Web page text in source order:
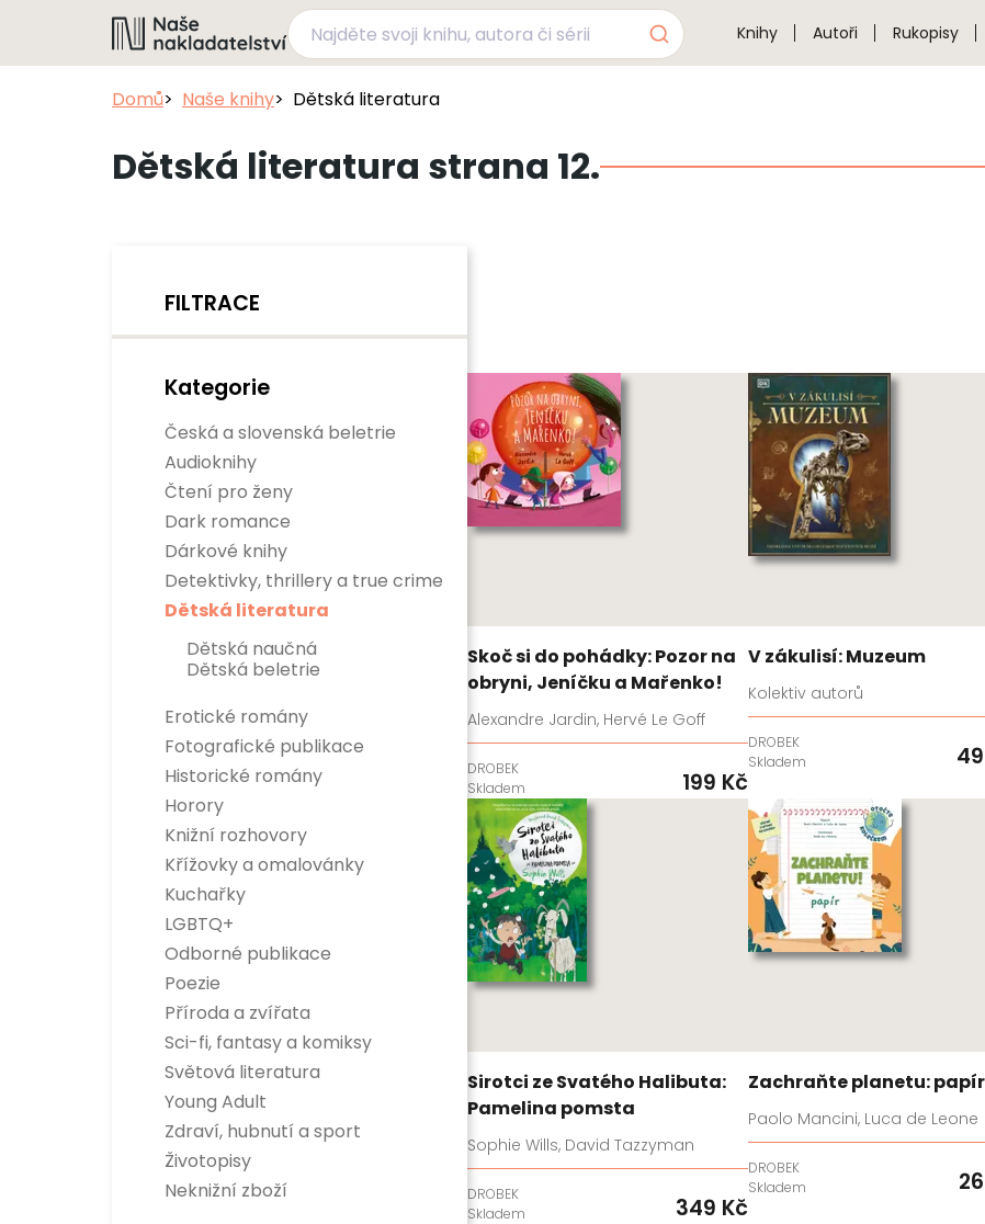
Knihy Autoři Rukopisy
Domů Naše knihy Dětská literatura
Dětská literatura strana 12.
FILTRACE
Kategorie
Česká a slovenská beletrie
Audioknihy
Čtení pro ženy
Dark romance
Dárkové knihy
Detektivky, thrillery a true crime
Detektivky
True crime
Thrillery
Dětská literatura
Dětská naučná
Dětská beletrie
Erotické romány
Fotografické publikace
Historické romány
Horory
Knižní rozhovory
Křížovky a omalovánky
Kuchařky
LGBTQ+
Odborné publikace
Esoterika a duchovní svět
Dítě, rodina a vztahy
Encyklopedie
Hobby
Osobnosti
Rozvoj osobnosti
Business a management
Populárně naučné
Historie
Poezie
Příroda a zvířata
Sci-fi, fantasy a komiksy
Sci-fi
Fantasy
Komiksy
Verneovky
Gamebooky
Manga
Světová literatura
Divadelní hry
Světová beletrie
Young Adult
Zdraví, hubnutí a sport
Sport
Zdraví a hubnutí
Životopisy
Neknižní zboží
Skoč si do pohádky: Pozor na
obryni, Jeníčku a Mařenko!
Alexandre Jardin, Hervé Le Goff
DROBEK
Skladem
199 Kč
V zákulisí: Muzeum
Kolektiv autorů
DROBEK
Skladem
Sirotci ze Svatého Halibuta:
Pamelina pomsta
Sophie Wills, David Tazzyman
DROBEK
Skladem
349 Kč
Zachraňte planetu: papír
Paolo Mancini, Luca de Leone
DROBEK
Skladem